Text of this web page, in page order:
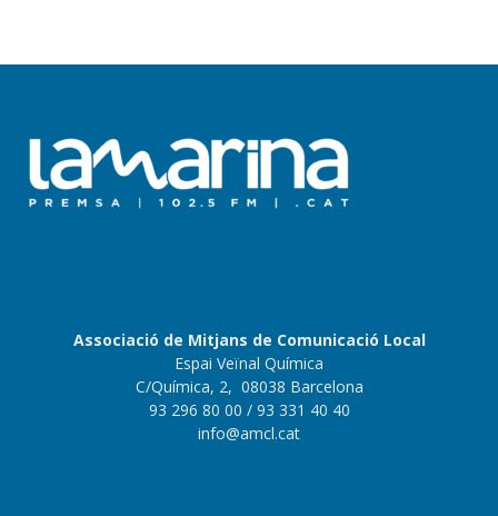
Associació de Mitjans de Comunicació Local
Espai Veïnal Química
C/Química, 2, 08038 Barcelona
93 296 80 00 / 93 331 40 40
info@amcl.cat